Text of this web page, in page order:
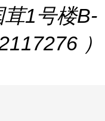
茸1号楼B-
）